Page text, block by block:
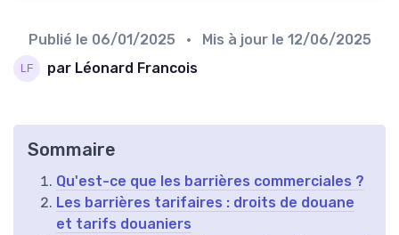
Publié le 06/01/2025 • Mis à jour le 12/06/2025
par Léonard Francois
Sommaire
Qu'est-ce que les barrières commerciales ?
Les barrières tarifaires : droits de douane
et tarifs douaniers